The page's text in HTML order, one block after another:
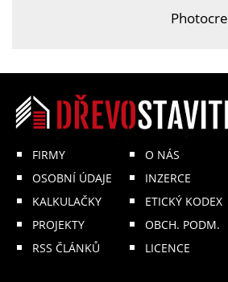
FIRMY
OSOBNÍ ÚDAJE
KALKULAČKY
PROJEKTY
RSS ČLÁNKŮ
O NÁS
INZERCE
ETICKÝ KODEX
OBCH. PODM.
LICENCE